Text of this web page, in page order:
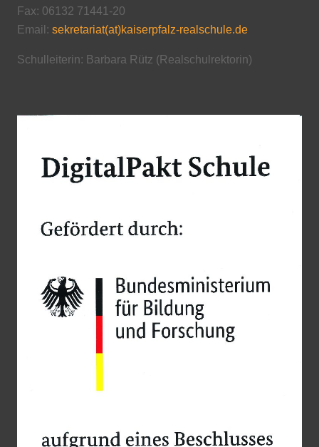
Fax: 06132 71441-20
Email: sekretariat(at)kaiserpfalz-realschule.de
Schulleiterin: Barbara Rütz (Realschulrektorin)